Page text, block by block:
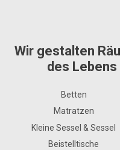
Wir gestalten
des
Betten
Matratzen
Kleine Sessel & Sessel
Beistelltische